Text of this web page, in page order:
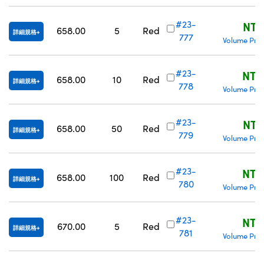
詳細規格 658.00 5 Red
#23-
777
Volume
詳細規格 658.00 10 Red
#23-
778
Volume
詳細規格 658.00 50 Red
#23-
779
Volume
詳細規格 658.00 100 Red
#23-
780
Volume
詳細規格 670.00 5 Red
#23-
781
Volume